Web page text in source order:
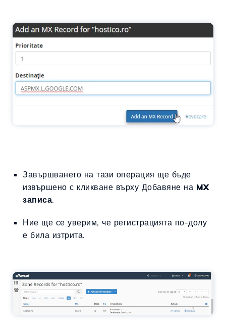
Завършването на тази операция ще бъде
извършено с кликване върху Добавяне на MX
записа.
Ние ще се уверим, че регистрацията по-долу
е била изтрита.